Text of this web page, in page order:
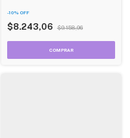
-10% OFF
$8.243,06 $9.158,96